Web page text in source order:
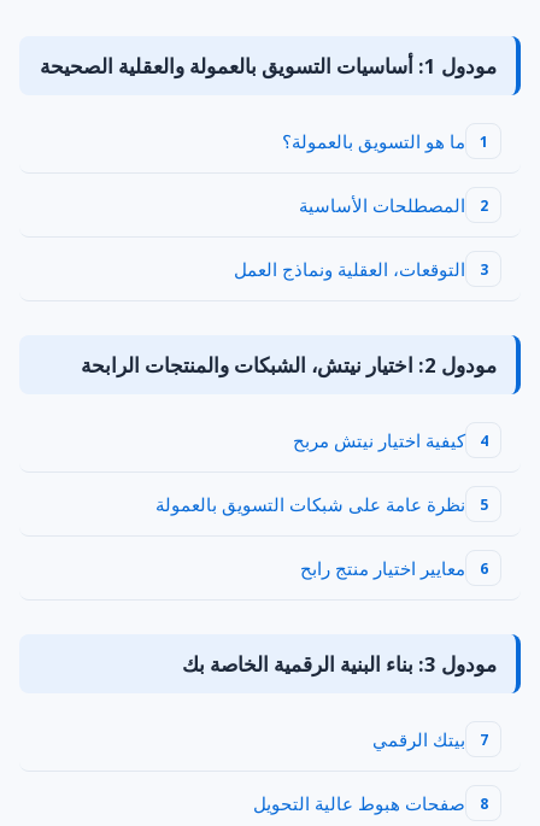
مودول 1: أساسيات التسويق بالعمولة والعقلية الصحيحة
1 ما هو التسويق بالعمولة؟
2 المصطلحات الأساسية
3 التوقعات، العقلية ونماذج العمل
مودول 2: اختيار نيتش، الشبكات والمنتجات الرابحة
4 كيفية اختيار نيتش مربح
5 نظرة عامة على شبكات التسويق بالعمولة
6 معايير اختيار منتج رابح
مودول 3: بناء البنية الرقمية الخاصة بك
7 بيتك الرقمي
8 صفحات هبوط عالية التحويل